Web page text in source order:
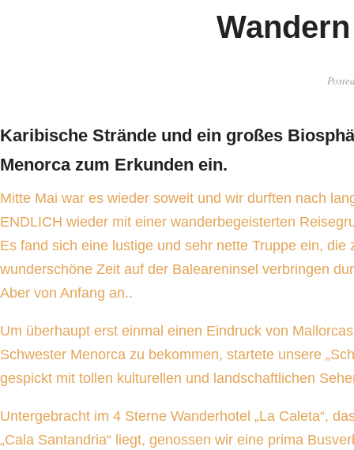
Karibische Strände und ein großes
Menorca zum Erkunden ein.
Mitte Mai war es wieder soweit und wir durften nach
ENDLICH wieder mit einer wanderbegeisterten
Es fand sich eine lustige und sehr nette Truppe ein, die
wunderschöne Zeit auf der Baleareninsel verbringen
Aber von Anfang an..
Um überhaupt erst einmal einen Eindruck von
Schwester Menorca zu bekommen, startete unsere
gespickt mit tollen kulturellen und landschaftlichen
Untergebracht im 4 Sterne Wanderhotel „La Caleta“,
„Cala Santandria“ liegt, genossen wir eine prima